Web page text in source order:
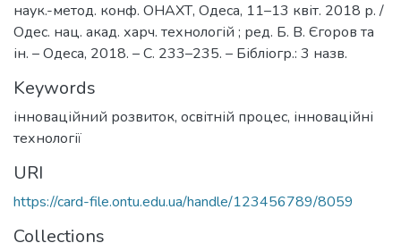
наук.-метод. конф. ОНАХТ, Одеса, 11–13 квіт. 2018 р. /
Одес. нац. акад. харч. технологій ; ред. Б. В. Єгоров та
ін. – Одеса, 2018. – С. 233–235. – Бібліогр.: 3 назв.
Keywords
інноваційний розвиток, освітній процес, інноваційні
технології
URI
https://card-file.ontu.edu.ua/handle/123456789/8059
Collections